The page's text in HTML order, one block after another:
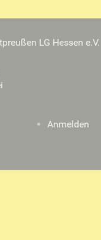
LG Hessen e.V.
Anmelden